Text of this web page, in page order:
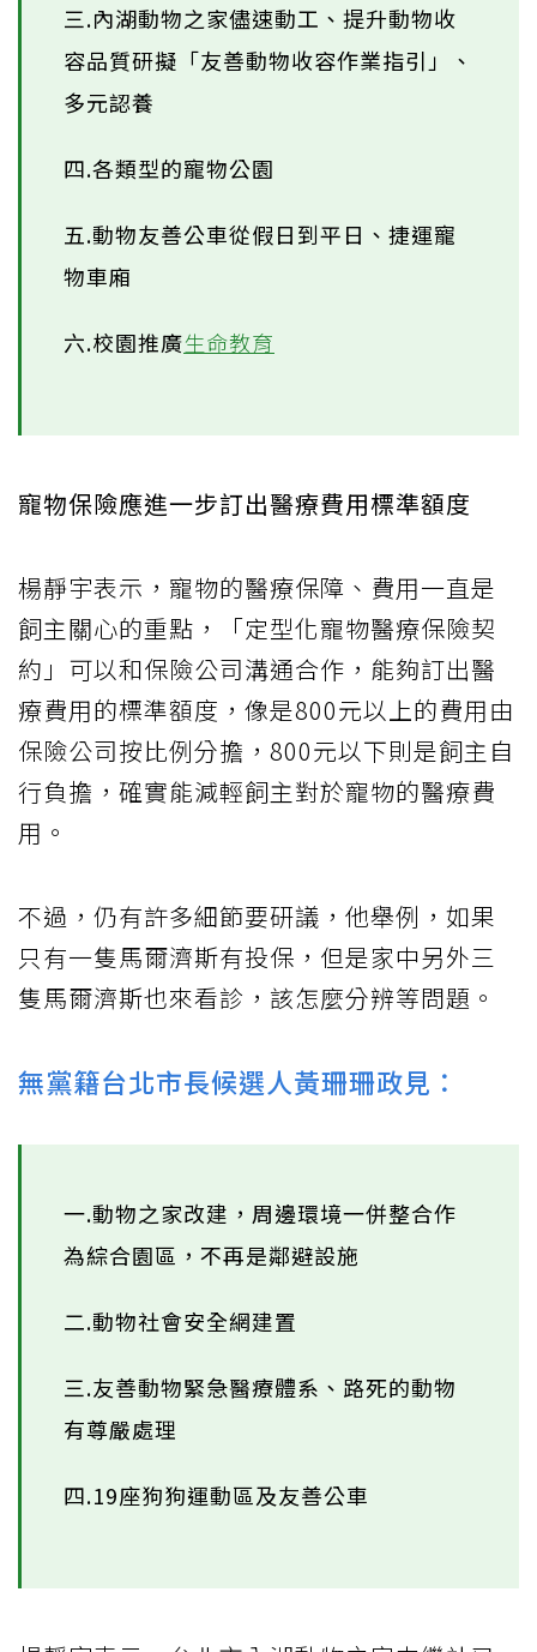
三.內湖動物之家儘速動工、提升動物收
容品質研擬「友善動物收容作業指引」、
多元認養
四.各類型的寵物公園
五.動物友善公車從假日到平日、捷運寵
物車廂
六.校園推廣生命教育
寵物保險應進一步訂出醫療費用標準額度
楊靜宇表示，寵物的醫療保障、費用一直是
飼主關心的重點，「定型化寵物醫療保險契
約」可以和保險公司溝通合作，能夠訂出醫
療費用的標準額度，像是800元以上的費用由
保險公司按比例分擔，800元以下則是飼主自
行負擔，確實能減輕飼主對於寵物的醫療費
用。
不過，仍有許多細節要研議，他舉例，如果
只有一隻馬爾濟斯有投保，但是家中另外三
隻馬爾濟斯也來看診，該怎麼分辨等問題。
無黨籍台北市長候選人黃珊珊政見：
一.動物之家改建，周邊環境一併整合作
為綜合園區，不再是鄰避設施
二.動物社會安全網建置
三.友善動物緊急醫療體系、路死的動物
有尊嚴處理
四.19座狗狗運動區及友善公車